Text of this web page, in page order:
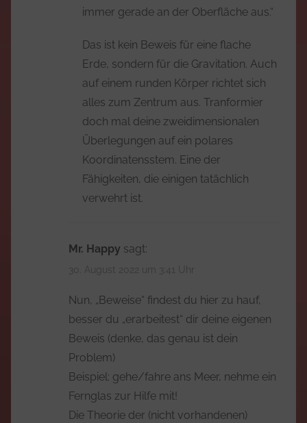
immer gerade an der Oberfläche aus.“
Das ist kein Beweis für eine flache
Erde, sondern für die Gravitation. Auch
auf einem runden Körper richtet sich
alles zum Zentrum aus. Tranformier
doch mal deine zweidimensionalen
Überlegungen auf ein polares
Koordinatensstem. Eine der
Fähigkeiten, die einigen tatächlich
verwehrt ist.
Mr. Happy sagt:
30. August 2022 um 3:41 Uhr
Nun, „Beweise“ findest du hier zu hauf,
besser du „erarbeitest“ dir deine eigenen
Beweis (denke, das genau ist dein
Problem)
Beispiel: gehe/fahre ans Meer, nehme ein
Fernglas zur Hilfe mit!
Die Theorie der (nicht vorhandenen)